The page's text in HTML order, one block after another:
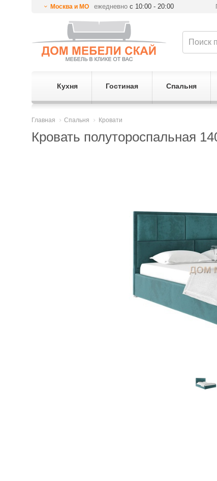
Москва и МО ежедневнос 10:00 - 20:00
Кухня Гостиная Спальня
Главная Спальня Кровати
Кровать полутороспальная